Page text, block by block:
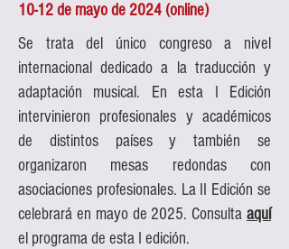
10-12 de mayo de 2024 (online)
Se trata del único congreso a nivel
internacional dedicado a la traducción y
adaptación musical. En esta I Edición
intervinieron profesionales y académicos
de distintos países y también se
organizaron mesas redondas con
asociaciones profesionales. La II Edición se
celebrará en mayo de 2025. Consulta aquí
el programa de esta I edición.